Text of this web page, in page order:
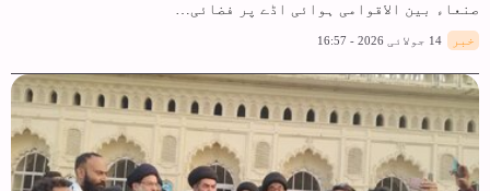
صنعاء بین الاقوامی ہوائی اڈے پر فضائی…
خبر 14 جولائی 2026 - 16:57